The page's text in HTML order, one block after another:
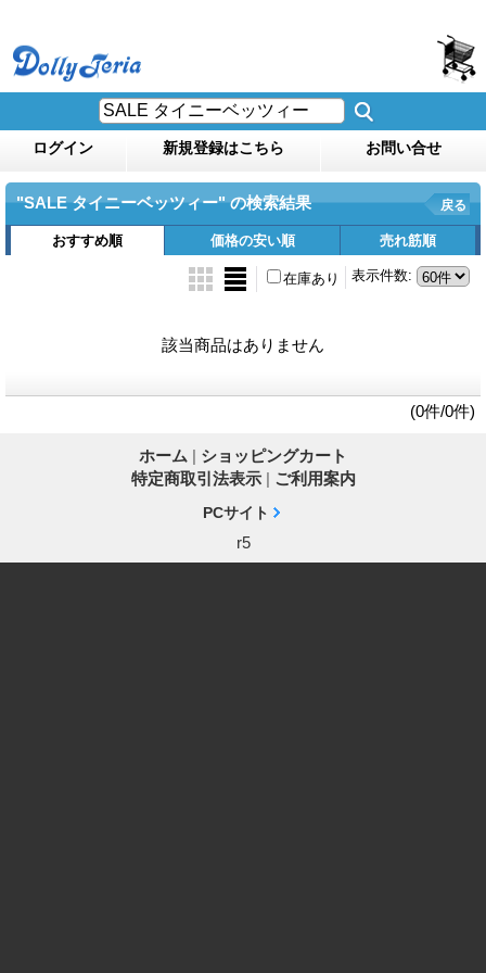
ログイン 新規登録はこちら お問い合せ
"SALE タイニーベッツィー"の検索結果 戻る
おすすめ順 価格の安い順 売れ筋順
表示件数:
在庫あり
該当商品はありません
(0件/0件)
ホーム | ショッピングカート
特定商取引法表示 | ご利用案内
PCサイト
r5